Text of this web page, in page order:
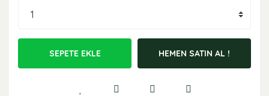
SEPETE EKLE HEMEN SATIN AL !